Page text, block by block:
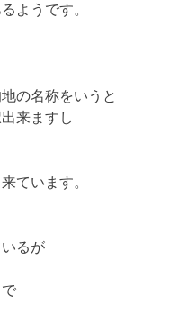
ようです。
の名称をいうと
来ますし
ています。
るが